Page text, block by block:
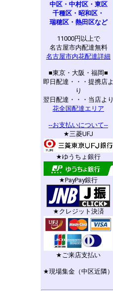
中区・中村区・東区
千種区・昭和区・
瑞穂区・熱田区など
11000円以上で
名古屋市内配達無料
名古屋市内花配達詳細
■東京・大阪・福岡■
即日配達・・・提携店よ
り
翌日配達・・・当店より
花全国配達エリア
--お支払いについて--
★三菱UFJ
★ゆうちょ銀行
★PayPay銀行
★クレジット決済
★ご来店支払い
★現場集金（中区近隣）